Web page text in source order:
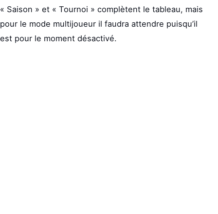
« Saison » et « Tournoi » complètent le tableau, mais
pour le mode multijoueur il faudra attendre puisqu’il
est pour le moment désactivé.